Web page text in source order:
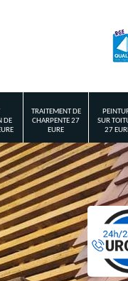
DE
TRAITEMENT DE
CHARPENTE 27
EURE
SUR
27